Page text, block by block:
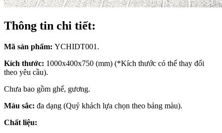
Thông tin chi tiết:
Mã sản phẩm: YCHIDT001.
Kích thước: 1000x400x750 (mm) (*Kích thước có thể thay đổi
theo yêu cầu).
Chưa bao gồm ghế, gương.
Màu sắc: đa dạng (Quý khách lựa chọn theo bảng màu).
Chất liệu: